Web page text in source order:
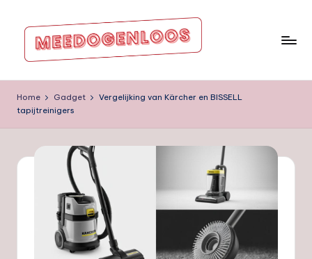
inhoud
e
e
Home Gadget
Vergelijking van Kärcher en BISSELL
tapijtreinigers